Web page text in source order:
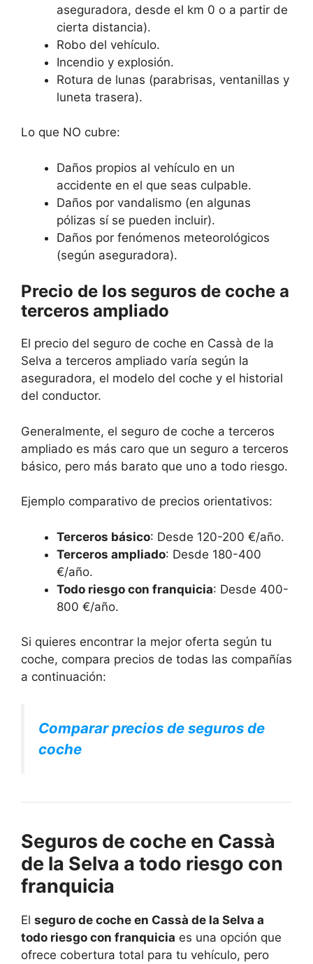
aseguradora, desde el km 0 o a partir de
cierta distancia).
Robo del vehículo.
Incendio y explosión.
Rotura de lunas (parabrisas, ventanillas y
luneta trasera).
Lo que NO cubre:
Daños propios al vehículo en un
accidente en el que seas culpable.
Daños por vandalismo (en algunas
pólizas sí se pueden incluir).
Daños por fenómenos meteorológicos
(según aseguradora).
Precio de los seguros de coche a
terceros ampliado
El precio del seguro de coche en Cassà de la
Selva a terceros ampliado varía según la
aseguradora, el modelo del coche y el historial
del conductor.
Generalmente, el seguro de coche a terceros
ampliado es más caro que un seguro a terceros
básico, pero más barato que uno a todo riesgo.
Ejemplo comparativo de precios orientativos:
Terceros básico: Desde 120-200 €/año.
Terceros ampliado: Desde 180-400
€/año.
Todo riesgo con franquicia: Desde 400-
800 €/año.
Si quieres encontrar la mejor oferta según tu
coche, compara precios de todas las compañías
a continuación:
Comparar precios de seguros de
coche
Seguros de coche en Cassà
de la Selva a todo riesgo con
franquicia
El seguro de coche en Cassà de la Selva a
todo riesgo con franquicia es una opción que
ofrece cobertura total para tu vehículo, pero